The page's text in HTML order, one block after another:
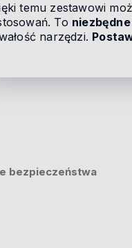
temu zestawowi
To
narzędzi.
bezpieczeństwa